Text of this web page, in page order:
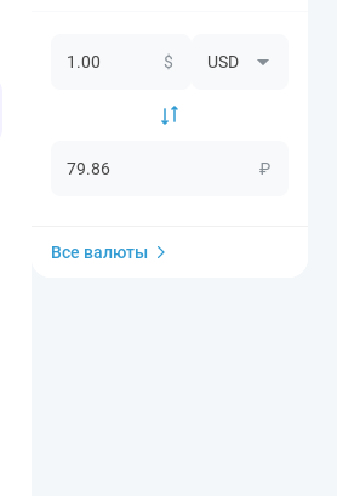
$
₽
Все валюты